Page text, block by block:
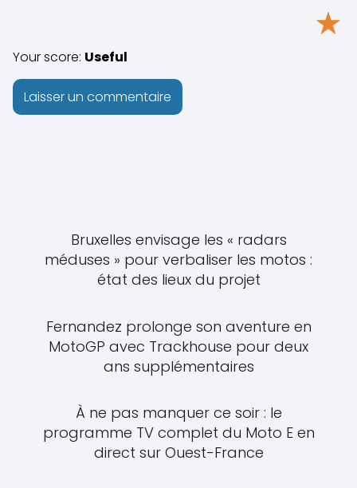
★
Your score: Useful
Bruxelles envisage les « radars
méduses » pour verbaliser les motos :
état des lieux du projet
Fernandez prolonge son aventure en
MotoGP avec Trackhouse pour deux
ans supplémentaires
À ne pas manquer ce soir : le
programme TV complet du Moto E en
direct sur Ouest-France